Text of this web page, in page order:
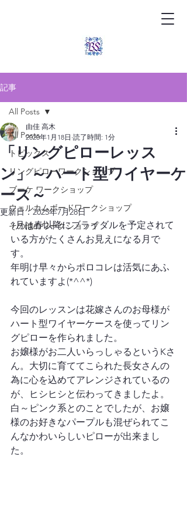
記事
All Posts
トピックス
リングピローワークショップ
ブーケ ワークショップ
ウェルカムボードワークショップ
その他のワークショップ
All Posts
「リングピローレッス
ン」～ハート型ワイヤーケ
ース～
由佳 高木
2020年1月18日 読了時間: 1分
更新日：2025年7月28日
1月は春以降にブライダルを予定されて
いる方がたくさんお見えになる月で
す。
年明け早々からポロコレは活気にあふ
れていますよ(*^^*)
今回のレッスンは花嫁さんのお母様が
ハート型ワイヤーケースを使ってリン
グピローを作られました。
お嬢様がお二人いらっしゃるというKさ
ん。大切に育ててこられた長女さんの
為に心を込めてアレンジされているの
が、ヒシヒシと伝わってきましたよ。
白～ピンク系とのことでしたが、お嬢
様のお好きなパープルも混ぜられてこ
んなかわいらしいピローが出来まし
た。